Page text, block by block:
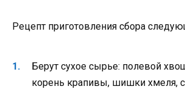
Рецепт приготовления сбора
Берут сухое сырье: полевой
корень крапивы, шишки хмеля,